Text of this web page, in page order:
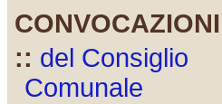
CONVOCAZIONI
:: del Consiglio
Comunale